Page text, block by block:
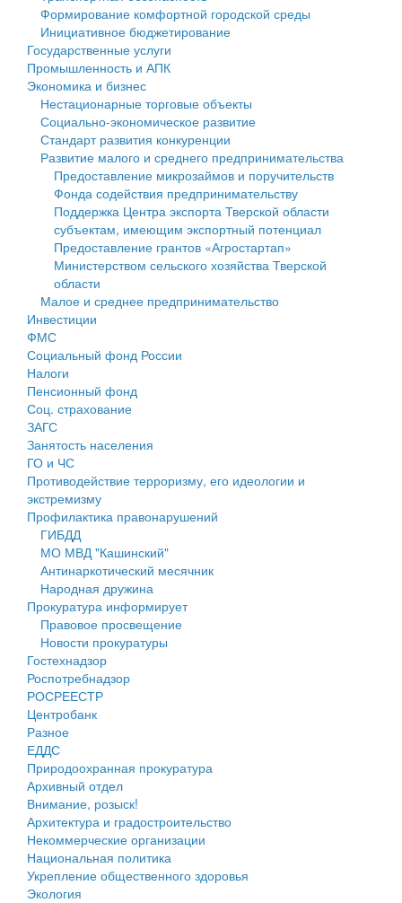
Государственные услуги
Промышленность и АПК
Экономика и бизнес
Символика
Устав
Гостям округа
Туризм
Культура
Образование
Здравоохранение
Социальная защита
Фотоальбом
муниципального округа Тверской области
Администрация Кашинского муниципального округа
Тверской области
Управление сельскими территориями
Открытые данные
Работа с обращениями граждан
Муниципальный контроль
Муниципальные услуги
Проекты административных регламентов
Антимонопольный комплаенс
Противодействие коррупции
Финансовое управление
Бюджет для граждан
Имущество
Выявление правообладателей ранее учтенных
объектов недвижимости
Имущественная поддержка субъектов малого и
среднего предпринимательства
Информационная поддержка субъектов малого и
среднего предпринимательства
Муниципальные программы
Контрольно-счетная палата
Персональные данные
Оценка регулирующего воздействия
Деятельность МУ
Нормативы градостроительного проектирования
Правила землепользования и застройки
Генеральные планы
Проекты планировки территории
Собрание депутатов
Городское поселение
Сельские поселения
Формирование комфортной городской среды
Инициативное бюджетирование
Государственные услуги
Промышленность и АПК
Экономика и бизнес
Нестационарные торговые объекты
Социально-экономическое развитие
Стандарт развития конкуренции
Развитие малого и среднего предпринимательства
Предоставление микрозаймов и поручительств
Фонда содействия предпринимательству
Поддержка Центра экспорта Тверской области
субъектам, имеющим экспортный потенциал
Предоставление грантов «Агростартап»
Министерством сельского хозяйства Тверской
области
Малое и среднее предпринимательство
Инвестиции
ФМС
Социальный фонд России
Налоги
Пенсионный фонд
Соц. страхование
ЗАГС
Занятость населения
ГО и ЧС
Противодействие терроризму, его идеологии и
экстремизму
Профилактика правонарушений
ГИБДД
МО МВД "Кашинский"
Антинаркотический месячник
Народная дружина
Прокуратура информирует
Правовое просвещение
Новости прокуратуры
Гостехнадзор
Роспотребнадзор
РОСРЕЕСТР
Центробанк
Разное
ЕДДС
Природоохранная прокуратура
Архивный отдел
Внимание, розыск!
Архитектура и градостроительство
Некоммерческие организации
Национальная политика
Укрепление общественного здоровья
Экология